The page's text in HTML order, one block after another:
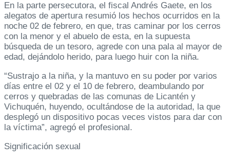
En la parte persecutora, el fiscal Andrés Gaete, en los
alegatos de apertura resumió los hechos ocurridos en la
noche 02 de febrero, en que, tras caminar por los cerros
con la menor y el abuelo de esta, en la supuesta
búsqueda de un tesoro, agrede con una pala al mayor de
edad, dejándolo herido, para luego huir con la niña.
“Sustrajo a la niña, y la mantuvo en su poder por varios
días entre el 02 y el 10 de febrero, deambulando por
cerros y quebradas de las comunas de Licantén y
Vichuquén, huyendo, ocultándose de la autoridad, la que
desplegó un dispositivo pocas veces vistos para dar con
la víctima”, agregó el profesional.
Significación sexual